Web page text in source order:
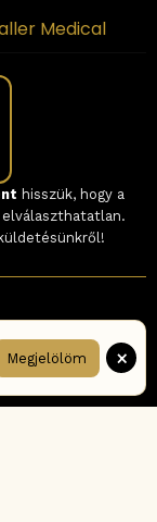
×
Megjelölöm
Medical
hisszük, hogy a